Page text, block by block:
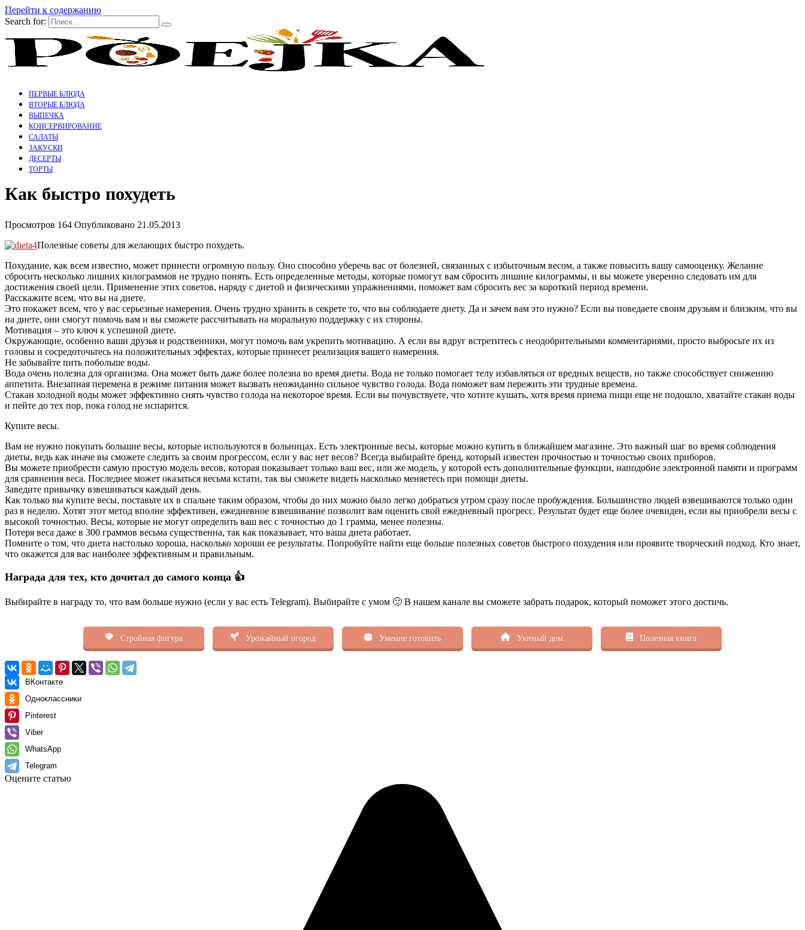
Перейти к содержанию
Search for:
ПЕРВЫЕ БЛЮДА
ВТОРЫЕ БЛЮДА
ВЫПЕЧКА
КОНСЕРВИРОВАНИЕ
САЛАТЫ
ЗАКУСКИ
ДЕСЕРТЫ
ТОРТЫ
Как быстро похудеть
Просмотров 164 Опубликовано 21.05.2013
Полезные советы для желающих быстро похудеть.
Похудание, как всем известно, может принести огромную пользу. Оно способно уберечь вас от болезней, связанных с избыточным весом, а также повысить вашу самооценку. Желание
сбросить несколько лишних килограммов не трудно понять. Есть определенные методы, которые помогут вам сбросить лишние килограммы, и вы можете уверенно следовать им для
достижения своей цели. Применение этих советов, наряду с диетой и физическими упражнениями, поможет вам сбросить вес за короткий период времени.
Расскажите всем, что вы на диете.
Это покажет всем, что у вас серьезные намерения. Очень трудно хранить в секрете то, что вы соблюдаете диету. Да и зачем вам это нужно? Если вы поведаете своим друзьям и близким, что вы
на диете, они смогут помочь вам и вы сможете рассчитывать на моральную поддержку с их стороны.
Мотивация – это ключ к успешной диете.
Окружающие, особенно ваши друзья и родственники, могут помочь вам укрепить мотивацию. А если вы вдруг встретитесь с неодобрительными комментариями, просто выбросьте их из
головы и сосредоточьтесь на положительных эффектах, которые принесет реализация вашего намерения.
Не забывайте пить побольше воды.
Вода очень полезна для организма. Она может быть даже более полезна во время диеты. Вода не только помогает телу избавляться от вредных веществ, но также способствует снижению
аппетита. Внезапная перемена в режиме питания может вызвать неожиданно сильное чувство голода. Вода поможет вам пережить эти трудные времена.
Стакан холодной воды может эффективно снять чувство голода на некоторое время. Если вы почувствуете, что хотите кушать, хотя время приема пищи еще не подошло, хватайте стакан воды
и пейте до тех пор, пока голод не испарится.
Купите весы.
Вам не нужно покупать большие весы, которые используются в больницах. Есть электронные весы, которые можно купить в ближайшем магазине. Это важный шаг во время соблюдения
диеты, ведь как иначе вы сможете следить за своим прогрессом, если у вас нет весов? Всегда выбирайте бренд, который известен прочностью и точностью своих приборов.
Вы можете приобрести самую простую модель весов, которая показывает только ваш вес, или же модель, у которой есть дополнительные функции, наподобие электронной памяти и программ
для сравнения веса. Последнее может оказаться весьма кстати, так вы сможете видеть насколько меняетесь при помощи диеты.
Заведите привычку взвешиваться каждый день.
Как только вы купите весы, поставьте их в спальне таким образом, чтобы до них можно было легко добраться утром сразу после пробуждения. Большинство людей взвешиваются только один
раз в неделю. Хотят этот метод вполне эффективен, ежедневное взвешивание позволит вам оценить свой ежедневный прогресс. Результат будет еще более очевиден, если вы приобрели весы с
высокой точностью. Весы, которые не могут определить ваш вес с точностью до 1 грамма, менее полезны.
Потеря веса даже в 300 граммов весьма существенна, так как показывает, что ваша диета работает.
Помните о том, что диета настолько хороша, насколько хороши ее результаты. Попробуйте найти еще больше полезных советов быстрого похудения или проявите творческий подход. Кто знает,
что окажется для вас наиболее эффективным и правильным.
Награда для тех, кто дочитал до самого конца 👍
Выбирайте в награду то, что вам больше нужно (если у вас есть Telegram). Выбирайте с умом 🙂 В нашем канале вы сможете забрать подарок, который поможет этого достичь.
Стройная фигура Урожайный огород Умение готовить Уютный дом Полезная книга
ВКонтакте
Одноклассники
Pinterest
Viber
WhatsApp
Telegram
Оцените статью